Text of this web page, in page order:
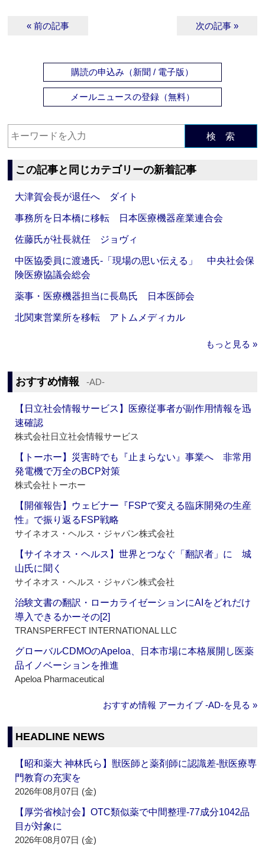
« 前の記事 次の記事 »
購読の申込み（新聞 / 電子版）
メールニュースの登録（無料）
検 索
この記事と同じカテゴリーの新着記事
大津賀会長が退任へ ダイト
事務所を日本橋に移転 日本医療機器産業連合会
佐藤氏が社長就任 ジョヴィ
中医協委員に渡邊氏‐「現場の思い伝える」 中央社会保
険医療協議会総会
薬事・医療機器担当に長島氏 日本医師会
北関東営業所を移転 アトムメディカル
もっと見る »
おすすめ情報 ‐AD‐
【日立社会情報サービス】医療従事者が副作用情報を迅
速確認
株式会社日立社会情報サービス
【トーホー】災害時でも『止まらない』事業へ 非常用
発電機で万全のBCP対策
株式会社トーホー
【開催報告】ウェビナー『FSPで変える臨床開発の生産
性』で振り返るFSP戦略
サイネオス・ヘルス・ジャパン株式会社
【サイネオス・ヘルス】世界とつなぐ「翻訳者」に 城
山氏に聞く
サイネオス・ヘルス・ジャパン株式会社
治験文書の翻訳・ローカライゼーションにAIをどれだけ
導入できるかーその[2]
TRANSPERFECT INTERNATIONAL LLC
グローバルCDMOのApeloa、日本市場に本格展開し医薬
品イノベーションを推進
Apeloa Pharmaceutical
おすすめ情報 アーカイブ ‐AD‐を見る »
HEADLINE NEWS
【昭和薬大 神林氏ら】獣医師と薬剤師に認識差‐獣医療専
門教育の充実を
2026年08月07日 (金)
【厚労省検討会】OTC類似薬で中間整理‐77成分1042品
目が対象に
2026年08月07日 (金)